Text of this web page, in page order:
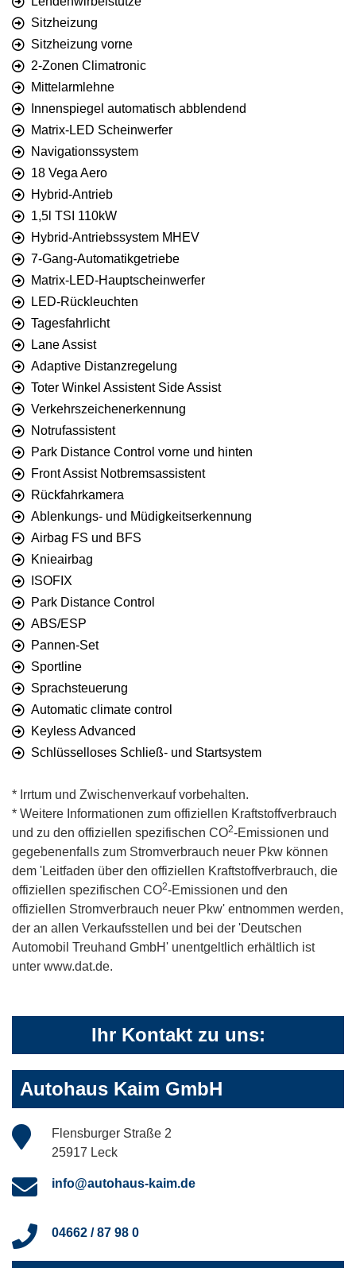
Sitzheizung
Sitzheizung vorne
2-Zonen Climatronic
Mittelarmlehne
Innenspiegel automatisch abblendend
Matrix-LED Scheinwerfer
Navigationssystem
18 Vega Aero
Hybrid-Antrieb
1,5l TSI 110kW
Hybrid-Antriebssystem MHEV
7-Gang-Automatikgetriebe
Matrix-LED-Hauptscheinwerfer
LED-Rückleuchten
Tagesfahrlicht
Lane Assist
Adaptive Distanzregelung
Toter Winkel Assistent Side Assist
Verkehrszeichenerkennung
Notrufassistent
Park Distance Control vorne und hinten
Front Assist Notbremsassistent
Rückfahrkamera
Ablenkungs- und Müdigkeitserkennung
Airbag FS und BFS
Knieairbag
ISOFIX
Park Distance Control
ABS/ESP
Pannen-Set
Sportline
Sprachsteuerung
Automatic climate control
Keyless Advanced
Schlüsselloses Schließ- und Startsystem
* Irrtum und Zwischenverkauf vorbehalten.
* Weitere Informationen zum offiziellen Kraftstoffverbrauch
und zu den offiziellen spezifischen CO2-Emissionen und
gegebenenfalls zum Stromverbrauch neuer Pkw können
dem 'Leitfaden über den offiziellen Kraftstoffverbrauch, die
offiziellen spezifischen CO2-Emissionen und den
offiziellen Stromverbrauch neuer Pkw' entnommen werden,
der an allen Verkaufsstellen und bei der 'Deutschen
Automobil Treuhand GmbH' unentgeltlich erhältlich ist
unter www.dat.de.
Ihr Kontakt zu uns:
Autohaus Kaim GmbH
Flensburger Straße 2
25917 Leck
info@autohaus-kaim.de
04662 / 87 98 0